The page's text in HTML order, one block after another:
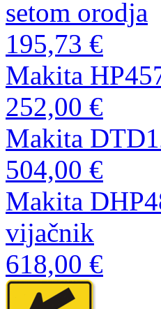
setom orodja
195,73 €
Makita
252,00 €
Makita
504,00 €
Makita
vijačnik
618,00 €